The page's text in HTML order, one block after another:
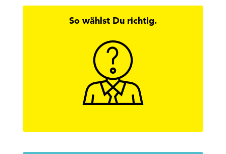
So wählst Du richtig.
Hier findest Du alle Antworten zur
Wirtschaftskammerwahl.
mehr erfahren